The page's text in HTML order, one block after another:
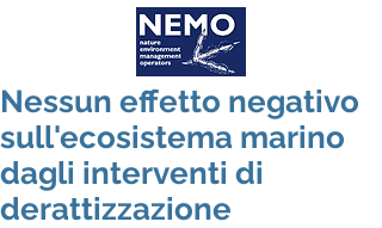
Nessun effetto negativo
sull'ecosistema marino
dagli interventi di
derattizzazione